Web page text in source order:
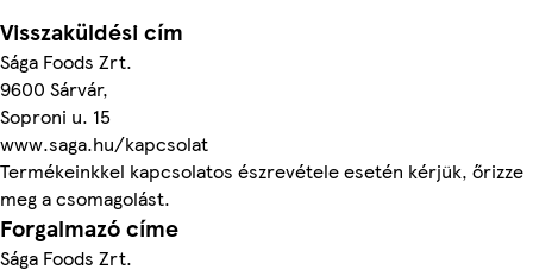
Visszaküldési cím
Sága Foods Zrt.
9600 Sárvár,
Soproni u. 15
www.saga.hu/kapcsolat
Termékeinkkel kapcsolatos észrevétele esetén kérjük, őrizze
meg a csomagolást.
Forgalmazó címe
Sága Foods Zrt.